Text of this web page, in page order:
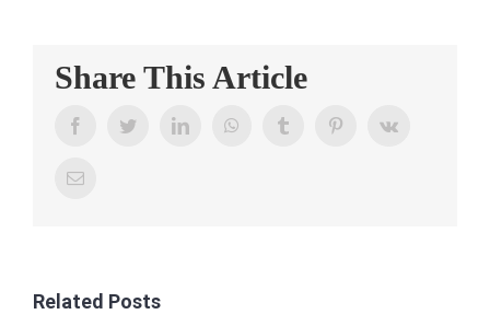
Share This Article
FacebookTwitterLinkedIn WhatsAppTumblr PinterestVk
Email
Related Posts